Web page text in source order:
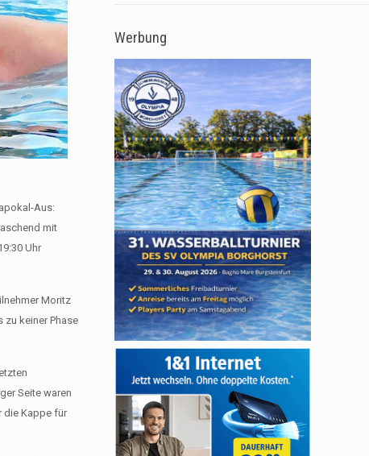
Aus:
mit
Uhr
Moritz
keiner Phase
Seite waren
die Kappe für
Werbung